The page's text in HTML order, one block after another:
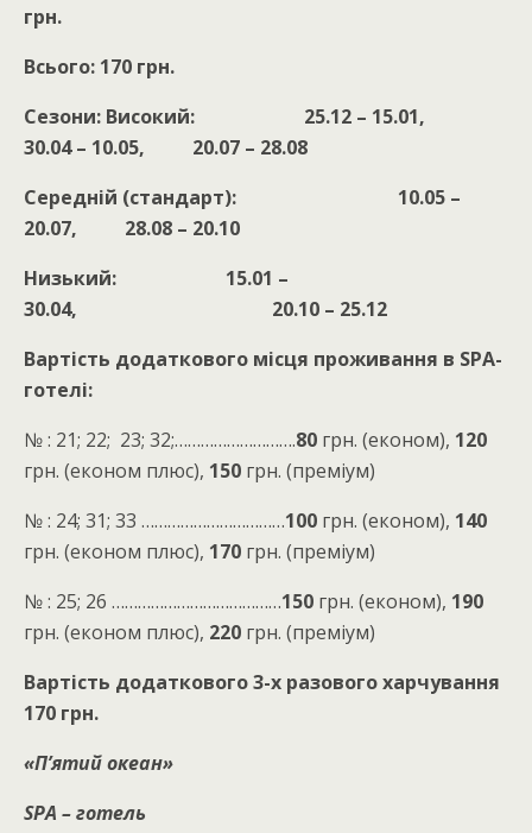
грн.
Всього: 170 грн.
Сезони: Високий: 25.12 – 15.01,
30.04 – 10.05, 20.07 – 28.08
Середній (стандарт): 10.05 –
20.07, 28.08 – 20.10
Низький: 15.01 –
30.04, 20.10 – 25.12
Вартість додаткового місця проживання в SPA-
готелі:
№ : 21; 22; 23; 32;……………………….80 грн. (економ), 120
грн. (економ плюс), 150 грн. (преміум)
№ : 24; 31; 33 ……………………………100 грн. (економ), 140
грн. (економ плюс), 170 грн. (преміум)
№ : 25; 26 …………………………………150 грн. (економ), 190
грн. (економ плюс), 220 грн. (преміум)
Вартість додаткового 3-х разового харчування
170 грн.
«П’ятий океан»
SPA – готель